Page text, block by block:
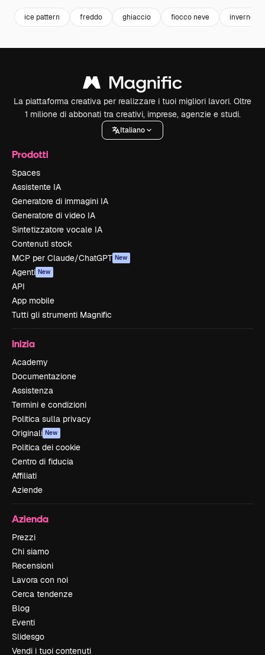
ice pattern freddo ghiaccio fiocco neve inverno
La piattaforma creativa per realizzare i tuoi migliori lavori. Oltre
1 milione di abbonati tra creativi, imprese, agenzie e studi.
Italiano
Prodotti
Spaces
Assistente IA
Generatore di immagini IA
Generatore di video IA
Sintetizzatore vocale IA
Contenuti stock
MCP per Claude/ChatGPT New
Agenti New
API
App mobile
Tutti gli strumenti Magnific
Inizia
Academy
Documentazione
Assistenza
Termini e condizioni
Politica sulla privacy
Originali New
Politica dei cookie
Centro di fiducia
Affiliati
Aziende
Azienda
Prezzi
Chi siamo
Recensioni
Lavora con noi
Cerca tendenze
Blog
Eventi
Slidesgo
Vendi i tuoi contenuti